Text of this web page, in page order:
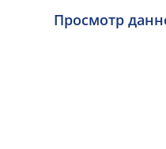
Личный
Просмотр